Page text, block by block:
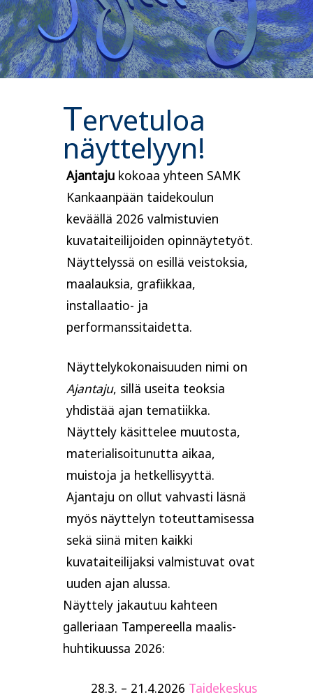
Tervetuloa
näyttelyyn!
Ajantaju kokoaa yhteen SAMK
Kankaanpään taidekoulun
keväällä 2026 valmistuvien
kuvataiteilijoiden opinnäytetyöt.
Näyttelyssä on esillä veistoksia,
maalauksia, grafiikkaa,
installaatio- ja
performanssitaidetta.
Näyttelykokonaisuuden nimi on
Ajantaju, sillä useita teoksia
yhdistää ajan tematiikka.
Näyttely käsittelee muutosta,
materialisoitunutta aikaa,
muistoja ja hetkellisyyttä.
Ajantaju on ollut vahvasti läsnä
myös näyttelyn toteuttamisessa
sekä siinä miten kaikki
kuvataiteilijaksi valmistuvat ovat
uuden ajan alussa.
Näyttely jakautuu kahteen
galleriaan Tampereella maalis-
huhtikuussa 2026:
28.3. – 21.4.2026 Taidekeskus